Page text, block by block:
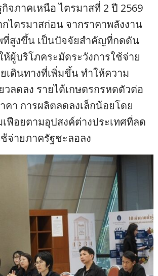
จภาคเหนือ ไตรมาสที่ 2 ปี 2569
ไตรมาสก่อน จากราคาพลังงาน
ที่สูงขึ้น เป็นปัจจัยสำคัญที่กดดัน
ผู้บริโภคระมัดระวังการใช้จ่าย
ดินทางที่เพิ่มขึ้น ทำให้ความ
วลดลง รายได้เกษตรกรหดตัวต่อ
คา การผลิตลดลงเล็กน้อยโดย
ฟือยตามอุปสงค์ต่างประเทศที่ลด
จ่ายภาครัฐชะลอลง